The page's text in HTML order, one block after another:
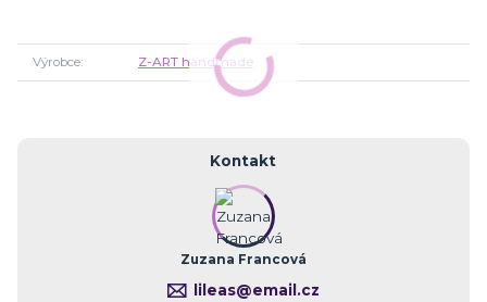
Výrobce Z-ART handmade
Kontakt
Zuzana Francová
lileas@email.cz